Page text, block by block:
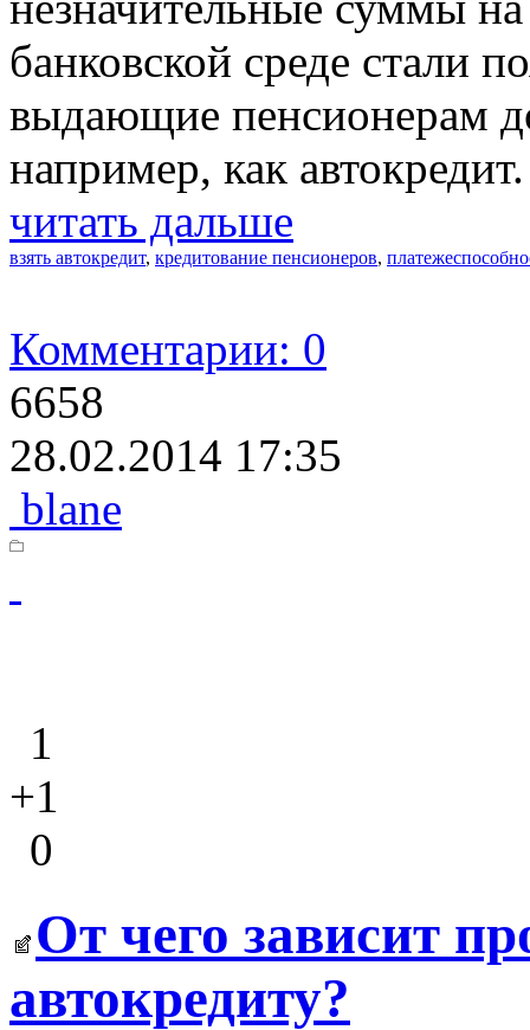
банковской среде стали
выдающие пенсионерам
например, как автокредит.
читать дальше
взять автокредит, кредитование пенсионеров,
Комментарии: 0
6658
28.02.2014 17:35
blane
1
+1
0
От чего зависит
автокредиту?